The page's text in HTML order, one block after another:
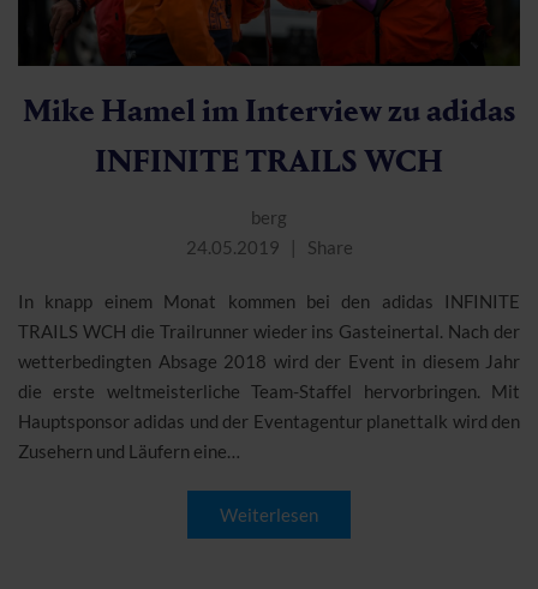
Mike Hamel im Interview zu adidas
INFINITE TRAILS WCH
berg
24.05.2019
Share
In knapp einem Monat kommen bei den adidas INFINITE
TRAILS WCH die Trailrunner wieder ins Gasteinertal. Nach der
wetterbedingten Absage 2018 wird der Event in diesem Jahr
die erste weltmeisterliche Team-Staffel hervorbringen. Mit
Hauptsponsor adidas und der Eventagentur planettalk wird den
Zusehern und Läufern eine…
Weiterlesen